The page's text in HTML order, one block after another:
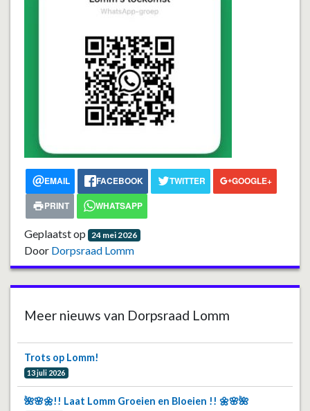
EMAIL FACEBOOK TWITTER
GOOGLE+
PRINT
WHATSAPP
Geplaatst op 24 mei 2026
Door Dorpsraad Lomm
Meer nieuws van Dorpsraad Lomm
Trots op Lomm!
13 juli 2026
🌺🌸🌼!! Laat Lomm Groeien en Bloeien !! 🌼🌸🌺